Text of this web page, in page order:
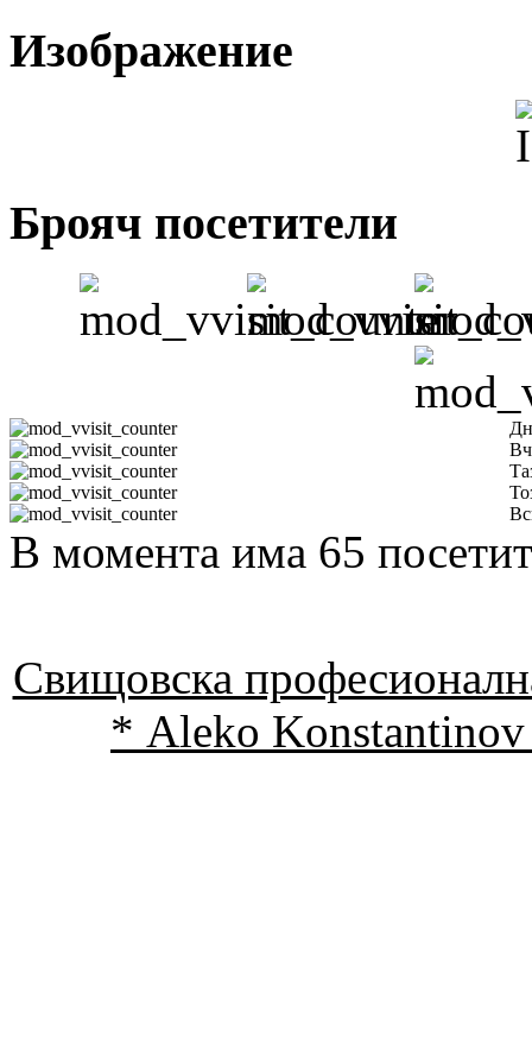
Изображение
Брояч посетители
В момента има 65
Свищовска
* Aleko